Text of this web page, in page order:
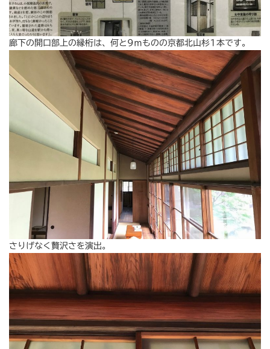
廊下の開口部上の縁桁は、何と9ｍものの京都北山杉1本です。
さりげなく贅沢さを演出。